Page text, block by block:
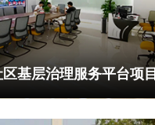
基层治理服务平台项目